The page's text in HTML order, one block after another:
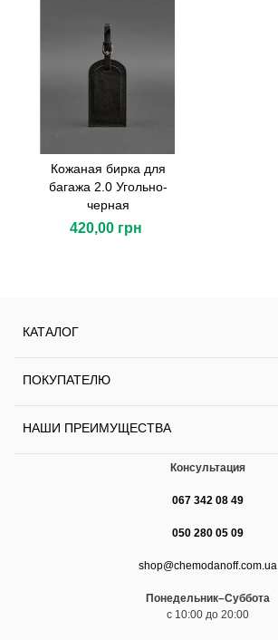
Кожаная бирка для
багажа 2.0 Угольно-
черная
420,00 грн
КАТАЛОГ
ПОКУПАТЕЛЮ
НАШИ ПРЕИМУЩЕСТВА
Консультация
067 342 08 49
050 280 05 09
shop@chemodanoff.com.ua
Понедельник–Суббота
с 10:00 до 20:00